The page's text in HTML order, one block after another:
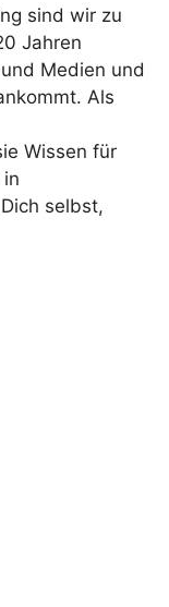
sind wir zu
Jahren
Medien und
Als
Wissen für
selbst,